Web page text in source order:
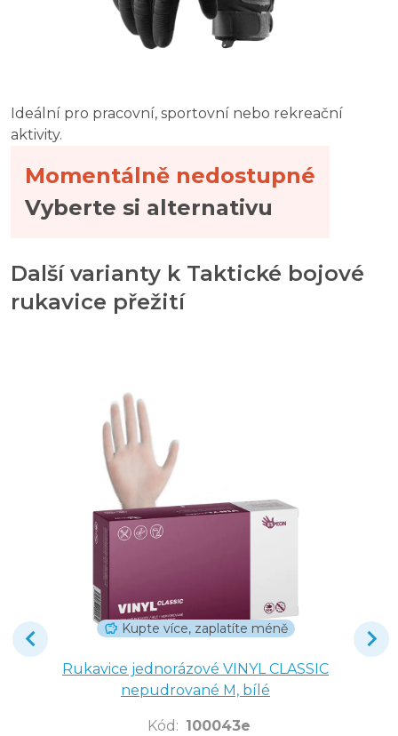
MAPA Ultrane 549 jemné rukavice pro základní
Rukavice úklidové vel. XL/10
Ideální pro pracovní, sportovní nebo rekreační
aktivity.
Momentálně nedostupné
Vyberte si alternativu
Další varianty k Taktické bojové
rukavice přežití
Kupte více, zaplatíte méně
Rukavice jednorázové VINYL CLASSIC
nepudrované M, bílé
Kód : 100043e